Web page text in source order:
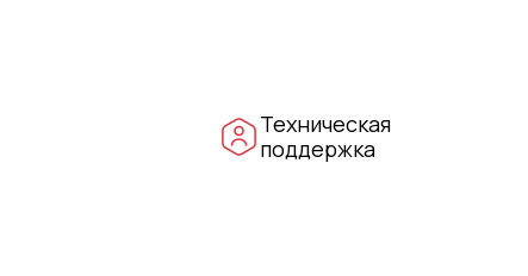
Техническая
поддержка